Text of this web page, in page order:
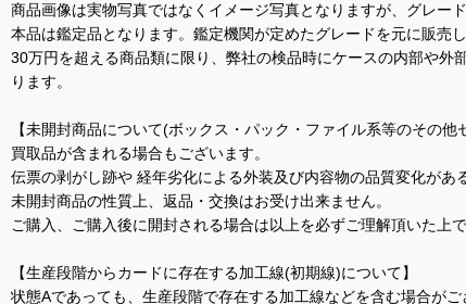
商品画像は実物写真ではなくイメージ写真となりますが、グレー
本品は鑑定品となります。鑑定機関が定めたグレードを元に販売
30万円を超える商品類に限り、弊社の検品時にケースの内部や
ります。
【未開封商品について(ボックス・パック・ファイル系等のその他
買取品が含まれる場合もございます。
伝票の剥がし跡や 経年劣化による外装及び内容物の品質変化があ
未開封商品の性質上、返品・交換はお受け出来ません。
ご購入、ご購入後に開封される場合は以上を必ずご理解頂いた上で
【生産段階からカードに存在する加工線(初期線)について】
状態Aであっても、生産段階で存在する加工線などを含む場合が